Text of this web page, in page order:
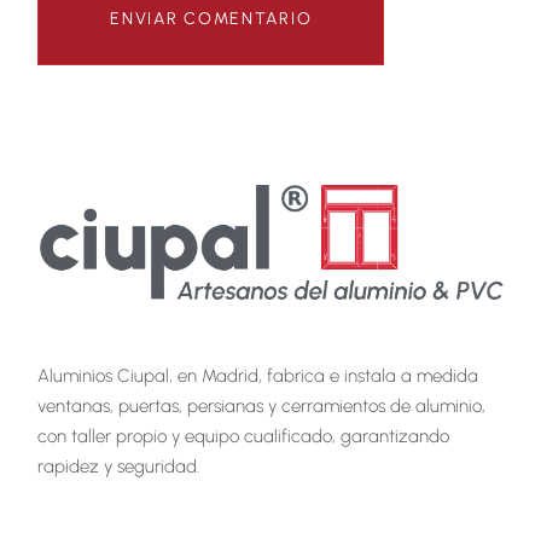
Aluminios Ciupal, en Madrid, fabrica e instala a medida
ventanas, puertas, persianas y cerramientos de aluminio,
con taller propio y equipo cualificado, garantizando
rapidez y seguridad.